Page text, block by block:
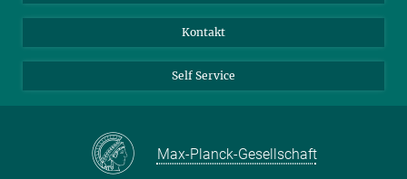
Kontakt
Self Service
Max-Planck-Gesellschaft